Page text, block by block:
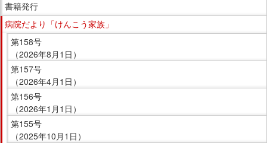
ニ
ュ
ー
す。
書籍発行
病院だより「けんこう家族」
第158号
（2026年8月1日）
第157号
（2026年4月1日）
第156号
（2026年1月1日）
第155号
（2025年10月1日）